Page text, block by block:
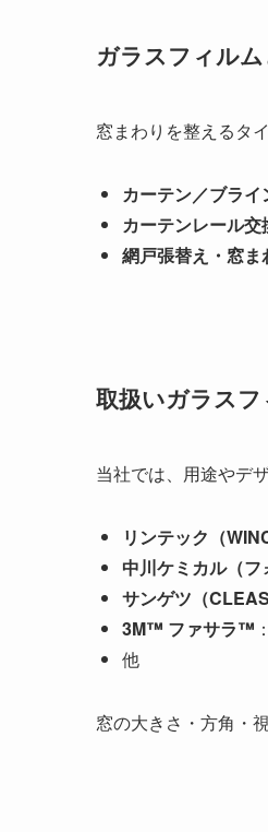
ガラスフィル
窓まわりを整えるタ
カーテン／ブラ
カーテンレール
網戸張替え・窓
取扱いガラス
当社では、用途やデ
リンテック（
中川ケミカル（フ
サンゲツ（CLEAS
3M™ ファサラ™
他
窓の大きさ・方角・